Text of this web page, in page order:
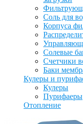
Соль для
Корпуса
Солевые
Счетчики
Баки
Кулеры и
Кулеры
Пурифаеры
Отопление